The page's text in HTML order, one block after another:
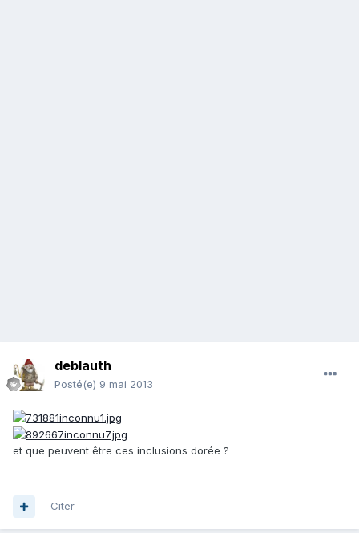
deblauth
Posté(e) 9 mai 2013
et que peuvent être ces inclusions dorée ?
Citer